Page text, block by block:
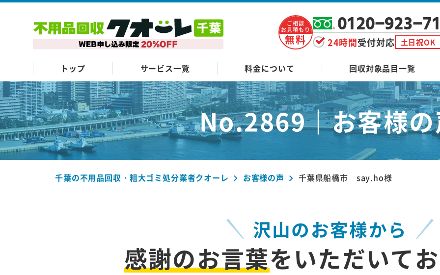
ご相談
お見積もり
無料
0120-923-
24時間受付対応 土日祝OK
トップ サービス一覧 料金について 回収対象品目一覧
No.2869｜お客様
千葉の不用品回収・粗大ゴミ処分業者クオーレ お客様の声 千葉県船橋市 say.ho様
沢山のお客様から
感謝のお言葉をいただいて